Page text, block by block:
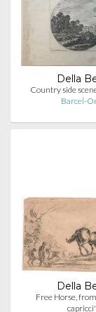
Della
Country side
Barcel-
Della
Free Horse,
capricci"